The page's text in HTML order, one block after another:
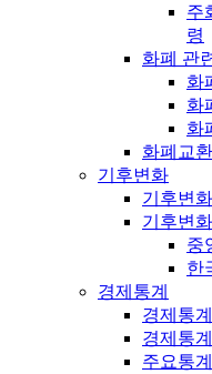
주
령
화폐 관
화
화
화
화폐교
기후변화
기후변
기후변
중
한
경제통계
경제통
경제통
주요통